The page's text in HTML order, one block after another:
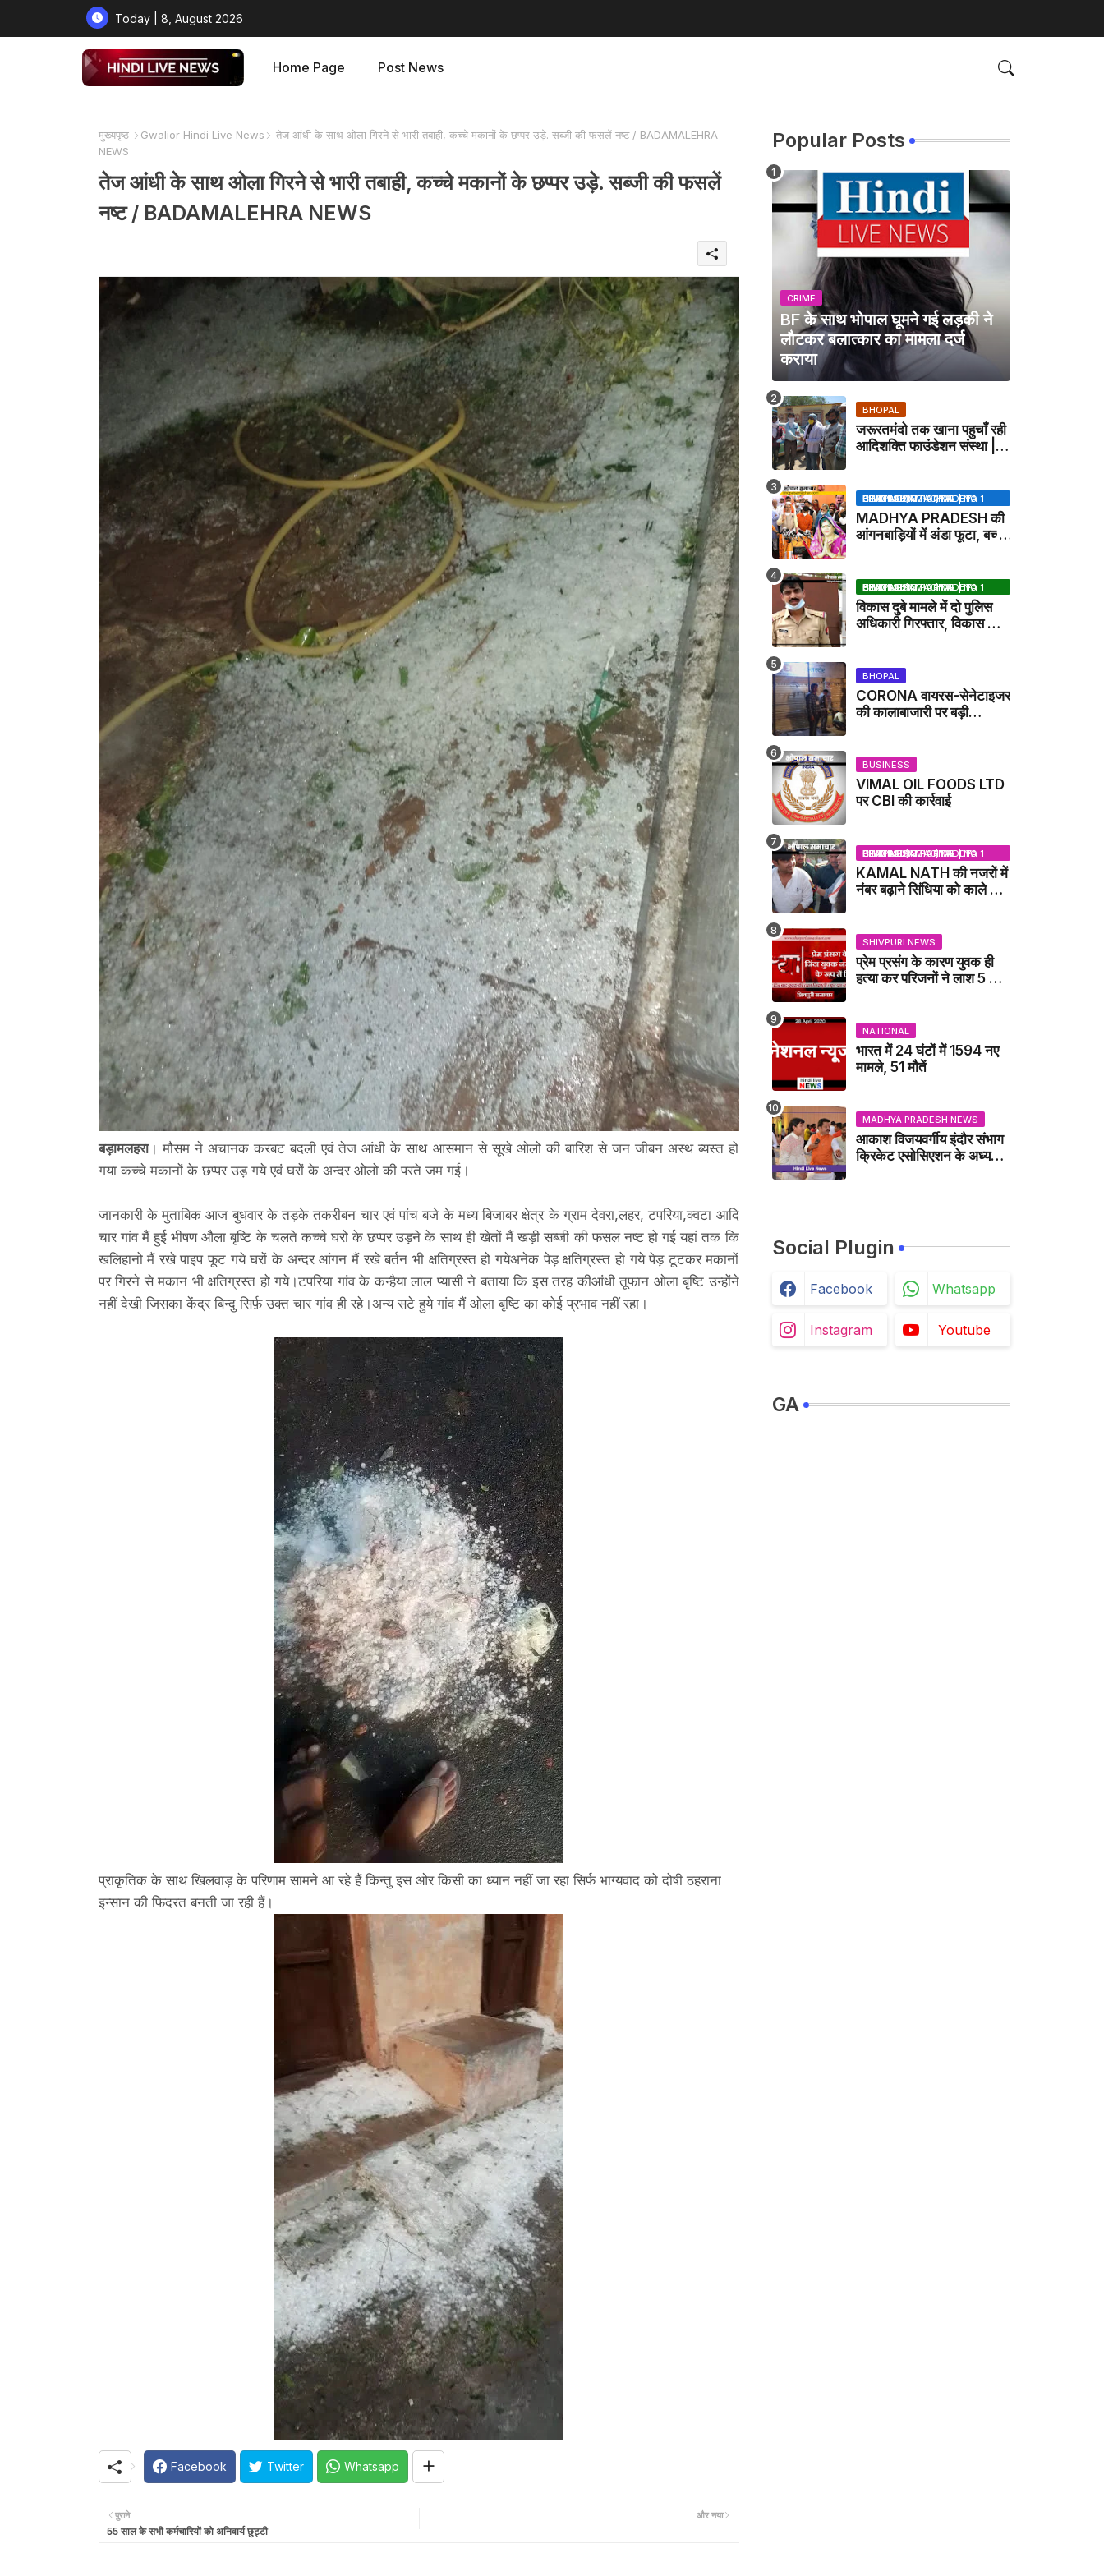
Today | 8, August 2026
Home Page Post News
मुख्यपृष्ठ Gwalior Hindi Live News
तेज आंधी के साथ ओला गिरने से भारी तबाही, कच्चे मकानों के छप्पर उड़े. सब्जी की फसलें नष्ट / BADAMALEHRA
NEWS
तेज आंधी के साथ ओला गिरने से भारी तबाही, कच्चे मकानों के छप्पर उड़े. सब्जी की फसलें
नष्ट / BADAMALEHRA NEWS
बड़ामलहरा। मौसम ने अचानक करबट बदली एवं तेज आंधी के साथ आसमान से सूखे ओलो की बारिश से जन जीबन अस्थ ब्यस्त हो
गया कच्चे मकानों के छप्पर उड़ गये एवं घरों के अन्दर ओलो की परते जम गई।
जानकारी के मुताबिक आज बुधवार के तड़के तकरीबन चार एवं पांच बजे के मध्य बिजाबर क्षेत्र के ग्राम देवरा,लहर, टपरिया,क्वटा आदि
चार गांव मैं हुई भीषण औला बृष्टि के चलते कच्चे घरो के छप्पर उड़ने के साथ ही खेतों मैं खड़ी सब्जी की फसल नष्ट हो गई यहां तक कि
खलिहानो मैं रखे पाइप फूट गये घरों के अन्दर आंगन मैं रखे बर्तन भी क्षतिग्रस्त हो गयेअनेक पेड़ क्षतिग्रस्त हो गये पेड़ टूटकर मकानों
पर गिरने से मकान भी क्षतिग्रस्त हो गये।टपरिया गांव के कन्हैया लाल प्यासी ने बताया कि इस तरह कीआंधी तूफान ओला बृष्टि उन्होंने
नहीं देखी जिसका केंद्र बिन्दु सिर्फ़ उक्त चार गांव ही रहे।अन्य सटे हुये गांव मैं ओला बृष्टि का कोई प्रभाव नहीं रहा।
प्राकृतिक के साथ खिलवाड़ के परिणाम सामने आ रहे हैं किन्तु इस ओर किसी का ध्यान नहीं जा रहा सिर्फ भाग्यवाद को दोषी ठहराना
इन्सान की फिदरत बनती जा रही हैं।
Facebook Twitter Whatsapp
और नया
पुराने
55 साल के सभी कर्मचारियों को अनिवार्य छुट्टी
Popular Posts
CRIME
BF के साथ भोपाल घूमने गई लड़की ने
लौटकर बलात्कार का मामला दर्ज
कराया
BHOPAL
जरूरतमंदो तक खाना पहुचाँ रही
आदिशक्ति फाउंडेशन संस्था |
BHOPAL SAMACHAR | NO 1 HINDI NEWS PORTAL OF CENTRAL INDIA (MADHYA PRADESH)
MADHYA PRADESH की
आंगनबाड़ियों में अंडा फूटा, बच्चों
BHOPAL SAMACHAR | NO 1 HINDI NEWS PORTAL OF CENTRAL INDIA (MADHYA PRADESH)
विकास दुबे मामले में दो पुलिस
अधिकारी गिरफ्तार, विकास की
BHOPAL
CORONA वायरस-सेनेटाइजर
की कालाबाजारी पर बड़ी
BUSINESS
VIMAL OIL FOODS LTD
पर CBI की कार्रवाई
BHOPAL SAMACHAR | NO 1 HINDI NEWS PORTAL OF CENTRAL INDIA (MADHYA PRADESH)
KAMAL NATH की नजरों में
नंबर बढ़ाने सिंधिया को काले झंडे
NEWS
SHIVPURI NEWS
प्रेम प्रसंग के कारण युवक ही
हत्या कर परिजनों ने लाश 5 फुट
News
NATIONAL
भारत में 24 घंटों में 1594 नए
मामले, 51 मौतें
MADHYA PRADESH NEWS
आकाश विजयवर्गीय इंदौर संभाग
क्रिकेट एसोसिएशन के अध्यक्ष
Social Plugin
Facebook Whatsapp
Instagram Youtube
GA